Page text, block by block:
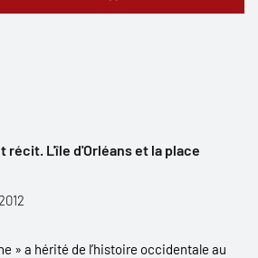
L'île d'Orléans et la place
» a hérité de l’histoire occidentale au